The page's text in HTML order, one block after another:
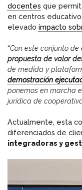
docentes que
en centros
elevado impacto
“Con este conjunto de
propuesta de valor
de medida y
demostración
ponemos en marcha
jurídica de
Actualmente, esta
diferenciados de
integradoras y